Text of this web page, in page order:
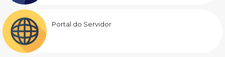
Portal do Servidor